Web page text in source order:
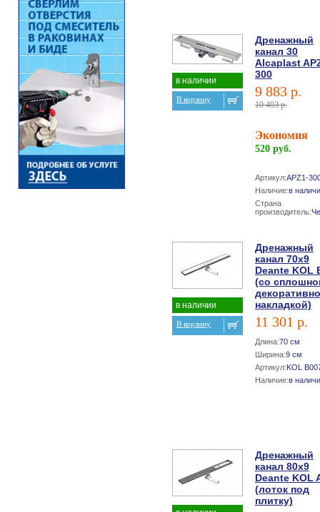
в наличии
В корзину
Дренажный
канал 30
Alcaplast
300
9 883 р.
10 403 р.
Экономия
520 руб.
Артикул:APZ1-
Наличие:в
Страна
производитель:
в наличии
В корзину
Дренажный
канал 70х9
Deante KOL
(со
накладкой)
11 301 р.
Длина:70 см
Ширина:9 см
Артикул:KOL
Наличие:в
Дренажный
канал 80х9
Deante KOL
(лоток под
плитку)